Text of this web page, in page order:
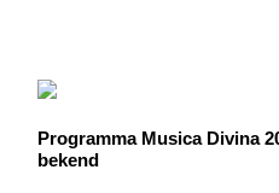
Programma Musica Divina
bekend